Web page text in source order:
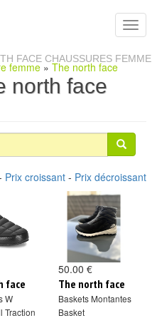
FACE CHAUSSURES FEMME
femme » The north face
north face
Prix croissant - Prix décroissant
face
W
Traction
50.00 €
The north face
Baskets Montantes
Basket